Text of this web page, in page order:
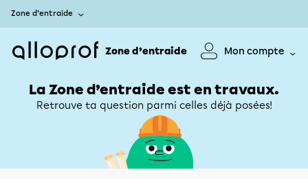
Zone d’entraide
Zone d’entraide Mon compte
La Zone d’entraide est en travaux.
Retrouve ta question parmi celles déjà posées!